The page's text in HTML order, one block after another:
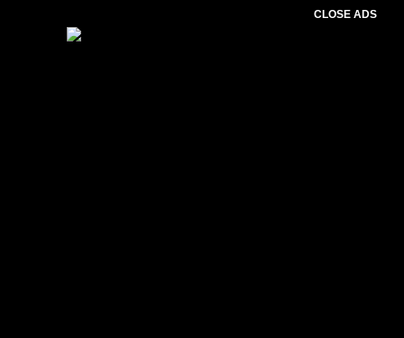
CLOSE ADS